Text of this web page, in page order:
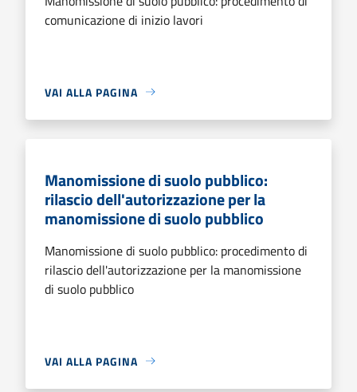
comunicazione di inizio lavori
VAI ALLA PAGINA
Manomissione di suolo pubblico:
rilascio dell'autorizzazione per la
manomissione di suolo pubblico
Manomissione di suolo pubblico: procedimento di
rilascio dell'autorizzazione per la manomissione
di suolo pubblico
VAI ALLA PAGINA